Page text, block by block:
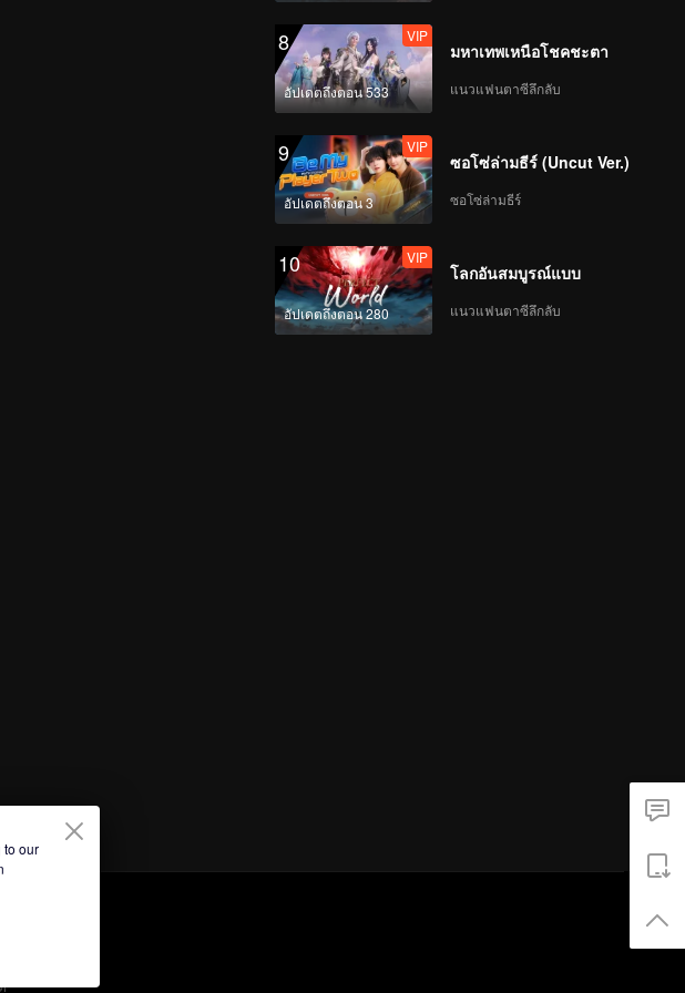
8
อัปเดตถึงตอน 533
VIP
มหาเทพเหนือโชคชะตา
แนวแฟนตาซีลึกลับ
9
อัปเดตถึงตอน 3
VIP
ซอโซ่ล่ามธีร์ (Uncut Ver.)
ซอโซ่ล่ามธีร์
10
อัปเดตถึงตอน 280
VIP
โลกอันสมบูรณ์แบบ
แนวแฟนตาซีลึกลับ
to our